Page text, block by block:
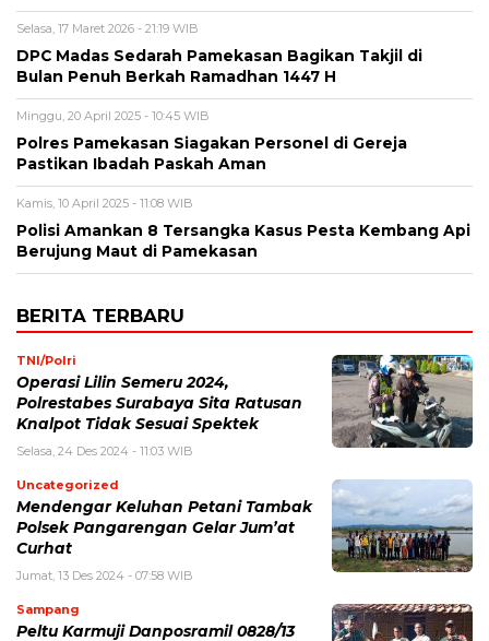
Selasa, 17 Maret 2026 - 21:19 WIB
DPC Madas Sedarah Pamekasan Bagikan Takjil di
Bulan Penuh Berkah Ramadhan 1447 H
Minggu, 20 April 2025 - 10:45 WIB
Polres Pamekasan Siagakan Personel di Gereja
Pastikan Ibadah Paskah Aman
Kamis, 10 April 2025 - 11:08 WIB
Polisi Amankan 8 Tersangka Kasus Pesta Kembang Api
Berujung Maut di Pamekasan
BERITA TERBARU
TNI/Polri
Operasi Lilin Semeru 2024,
Polrestabes Surabaya Sita Ratusan
Knalpot Tidak Sesuai Spektek
Selasa, 24 Des 2024 - 11:03 WIB
Uncategorized
Mendengar Keluhan Petani Tambak
Polsek Pangarengan Gelar Jum’at
Curhat
Jumat, 13 Des 2024 - 07:58 WIB
Sampang
Peltu Karmuji Danposramil 0828/13